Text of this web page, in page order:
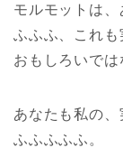
モルモットは
ふふふ、これも
おもしろいでは
あなたも私の、
ふふふふふ。